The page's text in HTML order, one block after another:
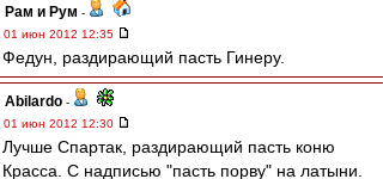
Рам и Рум -
01 июн 2012 12:35
Федун, раздирающий пасть Гинеру.
Abilardo -
01 июн 2012 12:30
Лучше Спартак, раздирающий пасть коню
Красса. С надписью "пасть порву" на латыни.